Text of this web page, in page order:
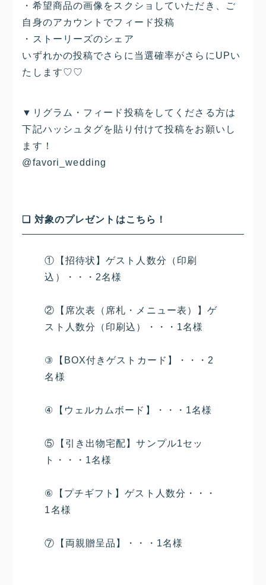
・希望商品の画像をスクショしていただき、ご
自身のアカウントでフィード投稿
・ストーリーズのシェア
いずれかの投稿でさらに当選確率がさらにUPい
たします♡♡
▼リグラム・フィード投稿をしてくださる方は
下記ハッシュタグを貼り付けて投稿をお願いし
ます！
@favori_wedding
❏ 対象のプレゼントはこちら！
①【招待状】ゲスト人数分（印刷
込）・・・2名様
②【席次表（席札・メニュー表）】ゲ
スト人数分（印刷込）・・・1名様
③【BOX付きゲストカード】・・・2
名様
④【ウェルカムボード】・・・1名様
⑤【引き出物宅配】サンプル1セッ
ト・・・1名様
⑥【プチギフト】ゲスト人数分・・・
1名様
⑦【両親贈呈品】・・・1名様